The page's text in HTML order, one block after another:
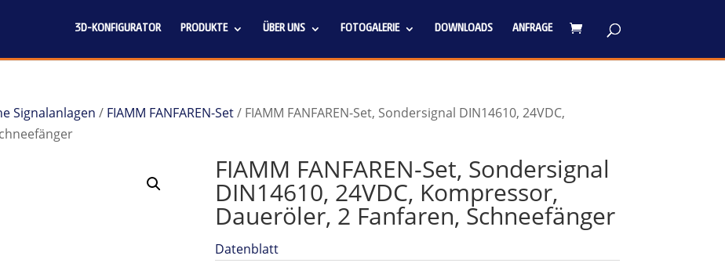
3D-KONFIGURATOR PRODUKTE ÜBER UNS FOTOGALERIE DOWNLOADS ANFRAGE
Signalanlagen / FIAMM FANFAREN-Set/ FIAMM FANFAREN-Set, Sondersignal DIN14610, 24VDC,
FIAMM FANFAREN-Set, Sondersignal
DIN14610, 24VDC, Kompressor,
Daueröler, 2 Fanfaren, Schneefänger
Datenblatt